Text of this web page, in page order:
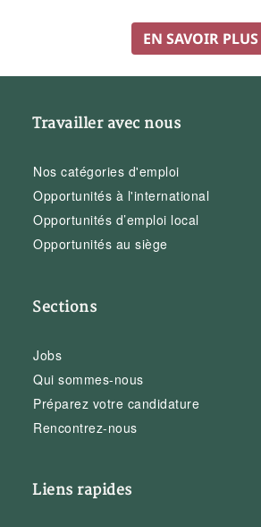
EN SAVOIR PLUS
Travailler avec nous
Nos catégories d'emploi
Opportunités à l'international
Opportunités d’emploi local
Opportunités au siège
Sections
Jobs
Qui sommes-nous
Préparez votre candidature
Rencontrez-nous
Liens rapides